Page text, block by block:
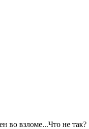
во взломе...Что не так?